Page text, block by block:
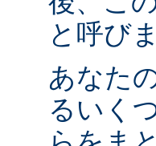
と呼び
あなた
るいく